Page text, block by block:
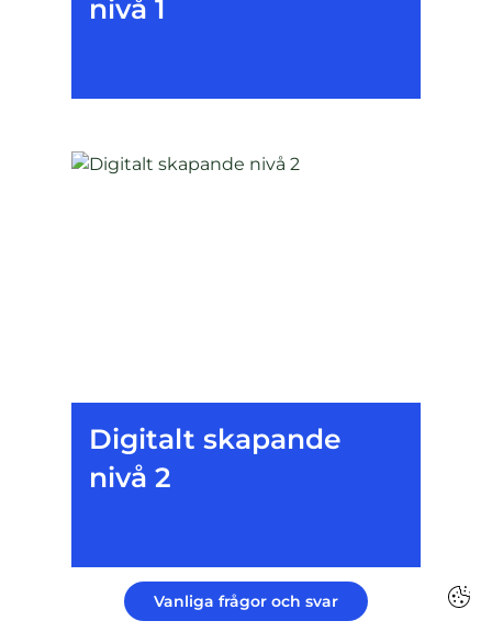
Vanliga frågor och svar
nivå 1
Digitalt skapande
nivå 2